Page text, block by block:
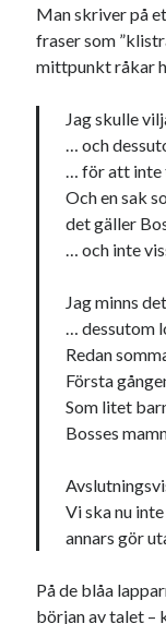
barnen
död
historia
julkalendern 2021
kåseri
nostalgi
sommar
USA
Fantastiskt
Man skriver på
fraser som
mittpunkt råkar
Jag skulle
… och
… för att inte
Och en sak
det gäller
… och inte
Jag minns
… dessutom
Redan
Första
Som litet
Bosses
Vi ska nu
annars gör
På de blåa
början av talet –